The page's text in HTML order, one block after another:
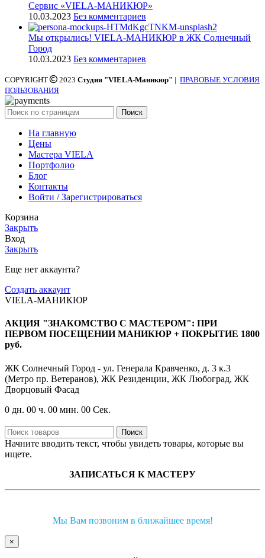
Cервис «VIELA-МАНИКЮР»
10.03.2023 Без комментариев
Мы открылись! VIELA-МАНИКЮР в ЖК Солнечный
Город
10.03.2023 Без комментариев
COPYRIGHT 2023 Студия "VIELA-Маникюр" | ПРАВОВЫЕ УСЛОВИЯ
ПОЛЬЗОВАНИЯ
Поиск
На главную
Цены
Мастера VIELA
Портфолио
Блог
Контакты
Войти / Зарегистрироваться
Корзина
Закрыть
Вход
Закрыть
Еще нет аккаунта?
Создать аккаунт
VIELA-МАНИКЮР
АКЦИЯ "ЗНАКОМСТВО С МАСТЕРОМ": ПРИ
ПЕРВОМ ПОСЕЩЕНИИ МАНИКЮР + ПОКРЫТИЕ 1800
руб.
ЖК Солнечный Город - ул. Генерала Кравченко, д. 3 к.3
(Метро пр. Ветеранов), ЖК Резиденции, ЖК Любоград, ЖК
Дворцовый Фасад
0 дн. 00 ч. 00 мин. 00 Сек.
Поиск
Начните вводить текст, чтобы увидеть товары, которые вы
ищете.
ЗАПИСАТЬСЯ К МАСТЕРУ
Мы Вам позвоним в ближайшее время!
×